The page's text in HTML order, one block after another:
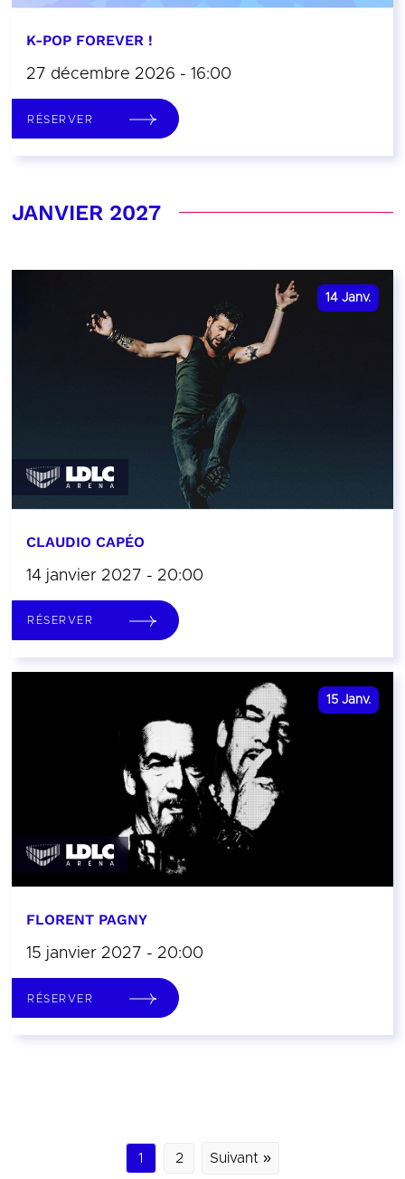
K-POP FOREVER !
27 décembre 2026 - 16:00
RÉSERVER
JANVIER 2027
14 Janv.
CLAUDIO CAPÉO
14 janvier 2027 - 20:00
RÉSERVER
15 Janv.
FLORENT PAGNY
15 janvier 2027 - 20:00
RÉSERVER
1 2 Suivant »